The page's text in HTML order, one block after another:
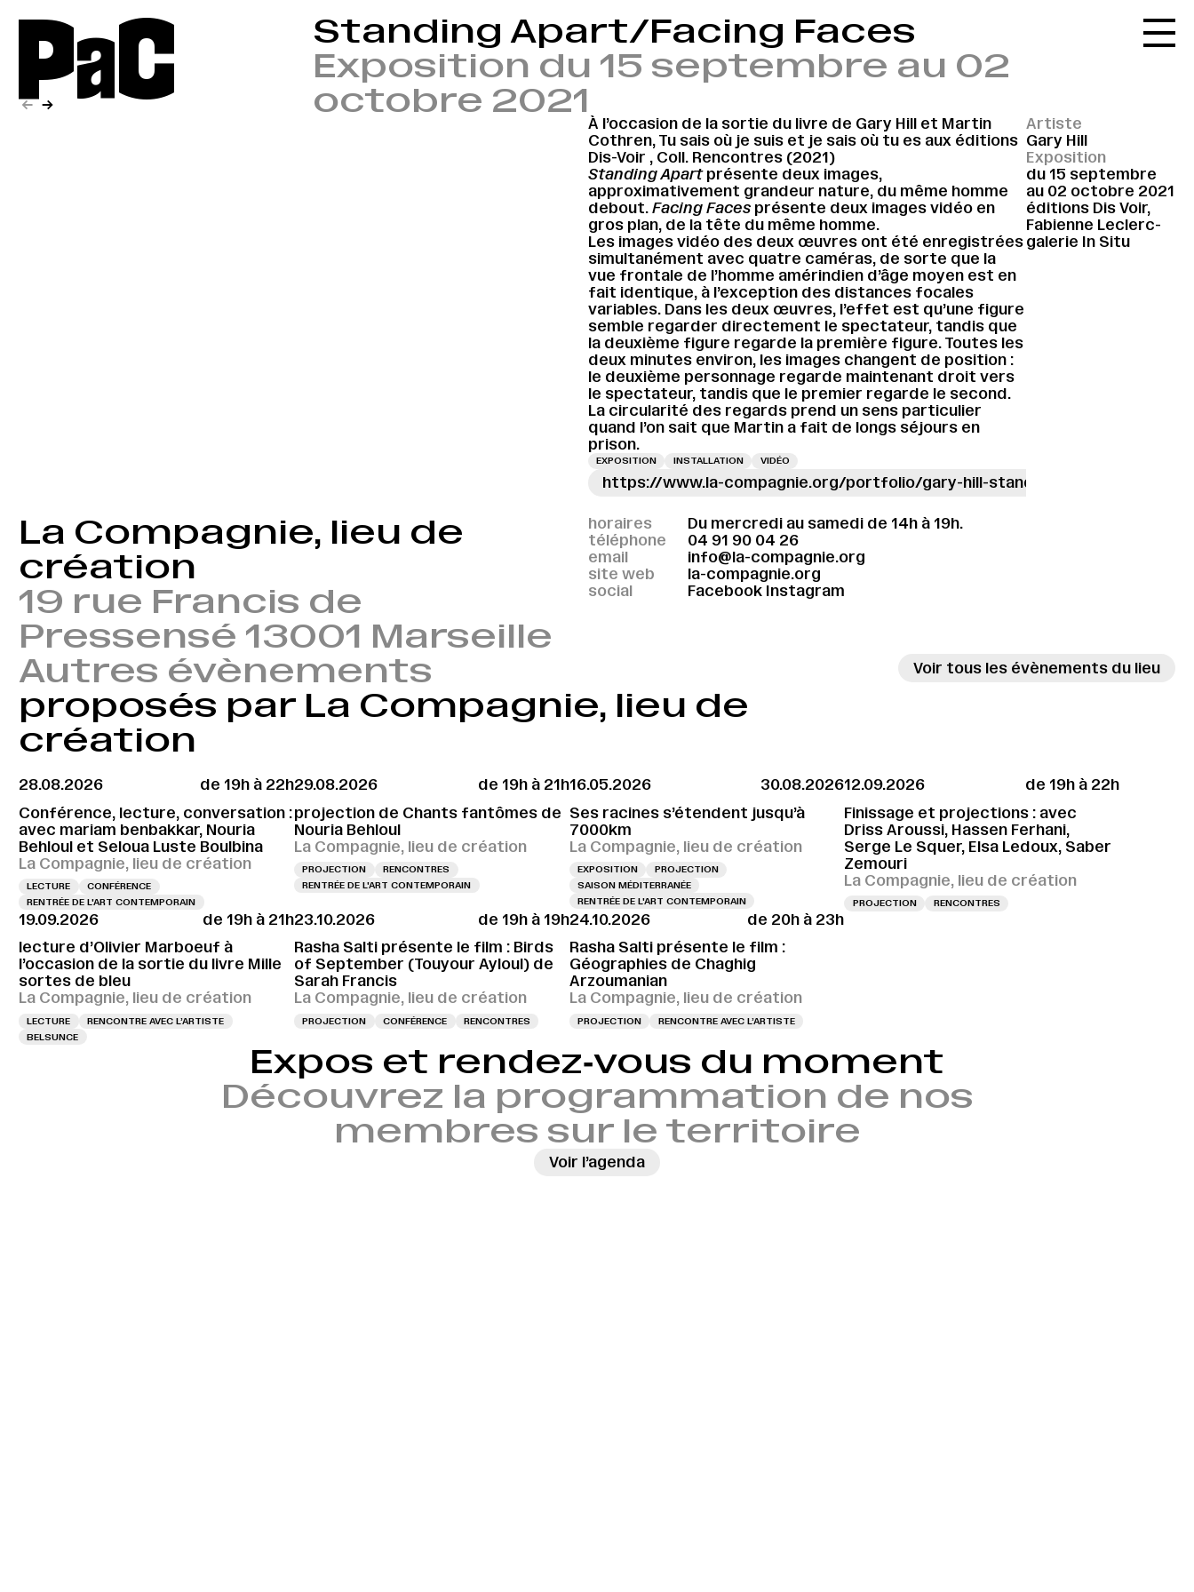
PaC
Accueil
Le réseau
La carte
Le festival
Le lieu
Les ressources
Le journal
Contact
Recherche
Standing Apart/Facing Faces
Exposition du 15 septembre au 02
octobre 2021
← →
À l’occasion de la sortie du livre de Gary Hill et Martin
Cothren, Tu sais où je suis et je sais où tu es aux éditions
Dis-Voir , Coll. Rencontres (2021)
Standing Apartprésente deux images,
approximativement grandeur nature, du même homme
debout. Facing Facesprésente deux images vidéo en
gros plan, de la tête du même homme.
Les images vidéo des deux œuvres ont été enregistrées
simultanément avec quatre caméras, de sorte que la
vue frontale de l’homme amérindien d’âge moyen est en
fait identique, à l’exception des distances focales
variables. Dans les deux œuvres, l’effet est qu’une figure
semble regarder directement le spectateur, tandis que
la deuxième figure regarde la première figure. Toutes les
deux minutes environ, les images changent de position :
le deuxième personnage regarde maintenant droit vers
le spectateur, tandis que le premier regarde le second.
La circularité des regards prend un sens particulier
quand l’on sait que Martin a fait de longs séjours en
prison.
EXPOSITION INSTALLATION VIDÉO
https://www.la-compagnie.org/portfolio/gary-hill-standing-apart-facing-
Artiste
Gary Hill
Exposition
du 15 septembre
au 02 octobre 2021
éditions Dis Voir,
Fabienne Leclerc-
galerie In Situ
La Compagnie, lieu de
création
19 rue Francis de
Pressensé 13001 Marseille
horaires
Du mercredi au samedi de 14h à 19h.
téléphone
04 91 90 04 26
email
info@la-compagnie.org
site web
la-compagnie.org
social
Facebook Instagram
Autres évènements
proposés par La Compagnie, lieu de
création
Voir tous les évènements du lieu
28.08.2026
de 19h à 22h
Conférence, lecture, conversation :
avec mariam benbakkar, Nouria
Behloul et Seloua Luste Boulbina
La Compagnie, lieu de création
LECTURE
CONFÉRENCE
RENTRÉE DE L'ART CONTEMPORAIN
29.08.2026
de 19h à 21h
projection de Chants fantômes de
Nouria Behloul
La Compagnie, lieu de création
PROJECTION
RENCONTRES
RENTRÉE DE L'ART CONTEMPORAIN
16.05.2026
30.08.2026
Ses racines s’étendent jusqu’à
7000km
La Compagnie, lieu de création
EXPOSITION
PROJECTION
SAISON MÉDITERRANÉE
RENTRÉE DE L'ART CONTEMPORAIN
12.09.2026
de 19h à 22h
Finissage et projections : avec
Driss Aroussi, Hassen Ferhani,
Serge Le Squer, Elsa Ledoux, Saber
Zemouri
La Compagnie, lieu de création
PROJECTION RENCONTRES
19.09.2026
de 19h à 21h
lecture d’Olivier Marboeuf à
l’occasion de la sortie du livre Mille
sortes de bleu
La Compagnie, lieu de création
LECTURE
RENCONTRE AVEC L’ARTISTE
BELSUNCE
23.10.2026
de 19h à 19h
Rasha Salti présente le film : Birds
of September (Touyour Ayloul) de
Sarah Francis
La Compagnie, lieu de création
PROJECTION CONFÉRENCE RENCONTRES
24.10.2026
de 20h à 23h
Rasha Salti présente le film :
Géographies de Chaghig
Arzoumanian
La Compagnie, lieu de création
PROJECTION RENCONTRE AVEC L’ARTISTE
Expos et rendez‑vous du moment
Découvrez la programmation de nos
membres sur le territoire
Voir l’agenda